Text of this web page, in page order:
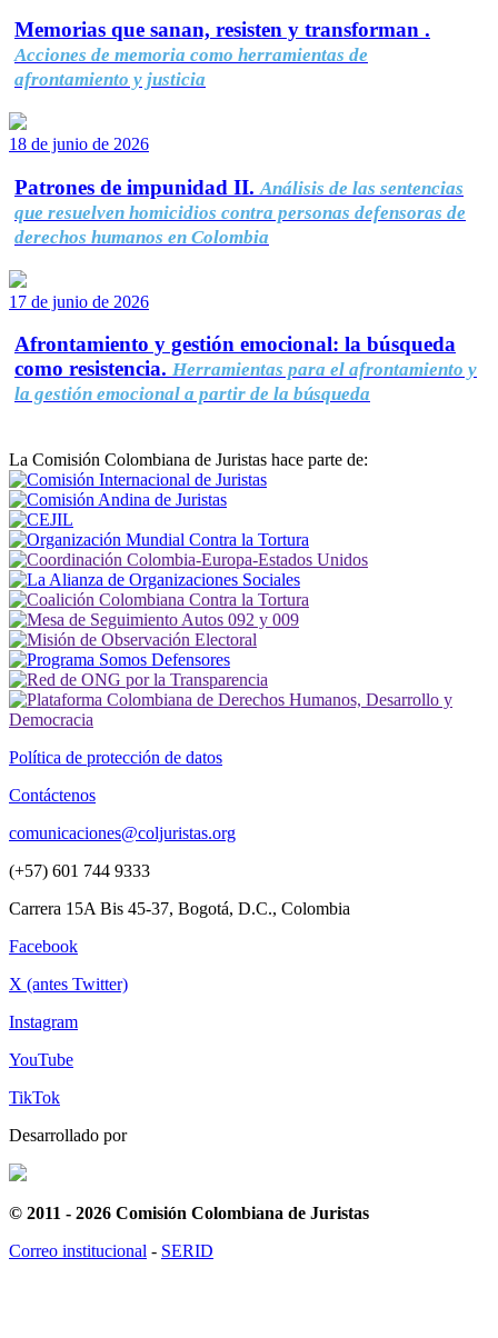
Memorias que sanan, resisten y transforman .
Acciones de memoria como herramientas de
afrontamiento y justicia
18 de junio de 2026
Patrones de impunidad II. Análisis de las sentencias
que resuelven homicidios contra personas defensoras de
derechos humanos en Colombia
17 de junio de 2026
Afrontamiento y gestión emocional: la búsqueda
como resistencia. Herramientas para el afrontamiento y
la gestión emocional a partir de la búsqueda
La Comisión Colombiana de Juristas hace parte de:
Política de protección de datos
Contáctenos
comunicaciones@coljuristas.org
(+57) 601 744 9333
Carrera 15A Bis 45-37, Bogotá, D.C., Colombia
Facebook
X (antes Twitter)
Instagram
YouTube
TikTok
Desarrollado por
© 2011 - 2026 Comisión Colombiana de Juristas
Correo institucional - SERID